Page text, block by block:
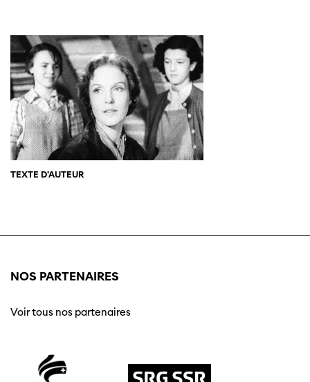
TEXTE D'AUTEUR
NOS PARTENAIRES
Voir tous nos partenaires